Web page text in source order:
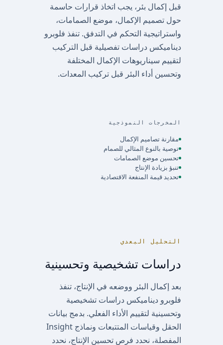
قبل إكمال بئر، يجب اتخاذ قرارات حاسمة
حول تصميم الإكمال، موضع الصمامات،
واستراتيجية التحكم في التدفق. تنفذ فلوبرو
ديناميكس دراسات تفصيلية قبل التركيب
لتقييم سيناريوهات الإكمال المختلفة
وتحسين أداء البئر قبل تركيب المعدات.
المخرجات النموذجية
مقارنة تصاميم الإكمال
توصية بالنوع المثالي للصمام
تحسين موضع الصمامات
تنبؤ بزيادة الإنتاج
تحديد قيمة المنفعة الاقتصادية
التحليل البعدي
دراسات تشخيصية وتحسينية
بعد إكمال البئر ووضعه في الإنتاج، تنفذ
فلوبرو ديناميكس دراسات تشخيصية
وتحسينية لتقييم الأداء الفعلي. بدمج بيانات
الحقل وقياسات المتتبعات ونماذج Insight
المفصلة، نحدد فرص تحسين الإنتاج، نحدد